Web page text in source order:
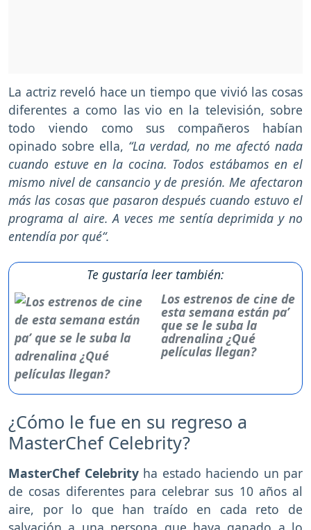
La actriz reveló hace un tiempo que vivió las cosas
diferentes a como las vio en la televisión, sobre
todo viendo como sus compañeros habían
opinado sobre ella, “La verdad, no me afectó nada
cuando estuve en la cocina. Todos estábamos en el
mismo nivel de cansancio y de presión. Me afectaron
más las cosas que pasaron después cuando estuvo el
programa al aire. A veces me sentía deprimida y no
entendía por qué“.
Te gustaría leer también:
Los estrenos de cine de
esta semana están pa’
que se le suba la
adrenalina ¿Qué
películas llegan?
¿Cómo le fue en su regreso a
MasterChef Celebrity?
MasterChef Celebrity ha estado haciendo un par
de cosas diferentes para celebrar sus 10 años al
aire, por lo que han traído en cada reto de